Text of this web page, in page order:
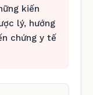
kiến
lý, hướng
chứng y tế